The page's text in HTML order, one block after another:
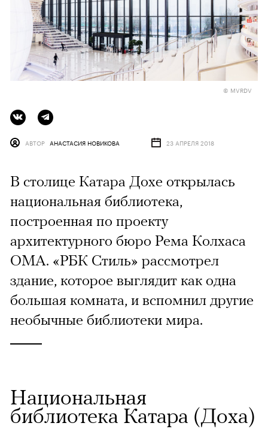
© MVRDV
АВТОР АНАСТАСИЯ НОВИКОВА 23 АПРЕЛЯ 2018
В столице Катара Дохе открылась
национальная библиотека,
построенная по проекту
архитектурного бюро Рема Колхаса
OMA. «РБК Стиль» рассмотрел
здание, которое выглядит как одна
большая комната, и вспомнил другие
необычные библиотеки мира.
Национальная
библиотека Катара (Доха)